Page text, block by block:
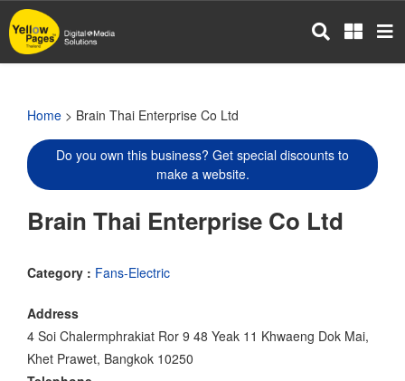
Skip
to
main
Home > Brain Thai Enterprise Co Ltd
Do you own this business? Get special discounts to
make a website.
Brain Thai Enterprise Co Ltd
Category : Fans-Electric
Address
4 Soi Chalermphrakiat Ror 9 48 Yeak 11 Khwaeng Dok Mai,
Khet Prawet, Bangkok 10250